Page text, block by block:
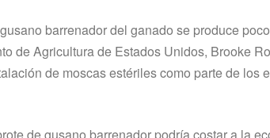
barrenador del ganado se produce
de Agricultura de Estados Unidos, Brooke
de moscas estériles como parte de los